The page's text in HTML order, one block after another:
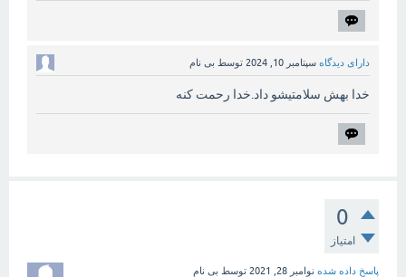
دارای دیدگاه سپتامبر 10, 2024 توسط بی نام
خدا بهش سلامتیشو داد.خدا رحمت کنه
0
امتیاز
پاسخ داده شده نوامبر 28, 2021 توسط بی نام